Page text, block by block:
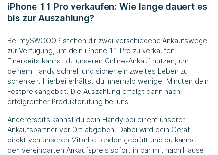
iPhone 11 Pro verkaufen: Wie lange dauert es
bis zur Auszahlung?
Bei mySWOOOP stehen dir zwei verschiedene Ankaufswege
zur Verfügung, um dein iPhone 11 Pro zu verkaufen.
Einerseits kannst du unseren Online-Ankauf nutzen, um
deinem Handy schnell und sicher ein zweites Leben zu
schenken. Hierbei erhältst du innerhalb weniger Minuten dein
Festpreisangebot. Die Auszahlung erfolgt dann nach
erfolgreicher Produktprüfung bei uns.
Andererseits kannst du dein Handy bei einem unserer
Ankaufspartner vor Ort abgeben. Dabei wird dein Gerät
direkt von unseren Mitarbeitenden geprüft und du kannst
den vereinbarten Ankaufspreis sofort in bar mit nach Hause